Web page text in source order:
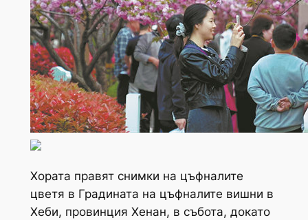
Хората правят снимки на цъфналите
цветя в Градината на цъфналите вишни в
Хеби, провинция Хенан, в събота, докато